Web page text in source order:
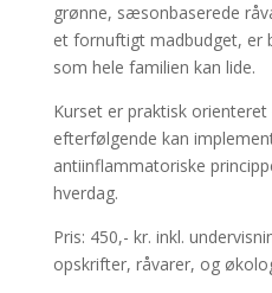
grønne, sæsonbaserede
et fornuftigt madbudget,
som hele familien kan lide.
Kurset er praktisk
efterfølgende kan
antiinflammatoriske
hverdag.
Pris: 450,- kr. inkl.
opskrifter, råvarer, og